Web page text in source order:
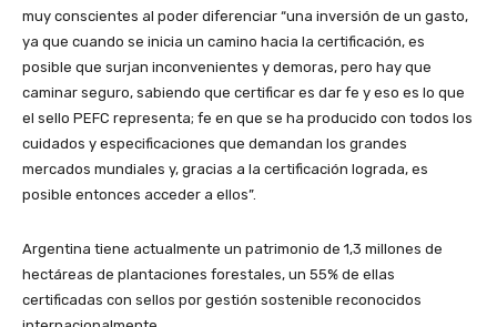
muy conscientes al poder diferenciar “una inversión de un gasto,
ya que cuando se inicia un camino hacia la certificación, es
posible que surjan inconvenientes y demoras, pero hay que
caminar seguro, sabiendo que certificar es dar fe y eso es lo que
el sello PEFC representa; fe en que se ha producido con todos los
cuidados y especificaciones que demandan los grandes
mercados mundiales y, gracias a la certificación lograda, es
posible entonces acceder a ellos”.
Argentina tiene actualmente un patrimonio de 1,3 millones de
hectáreas de plantaciones forestales, un 55% de ellas
certificadas con sellos por gestión sostenible reconocidos